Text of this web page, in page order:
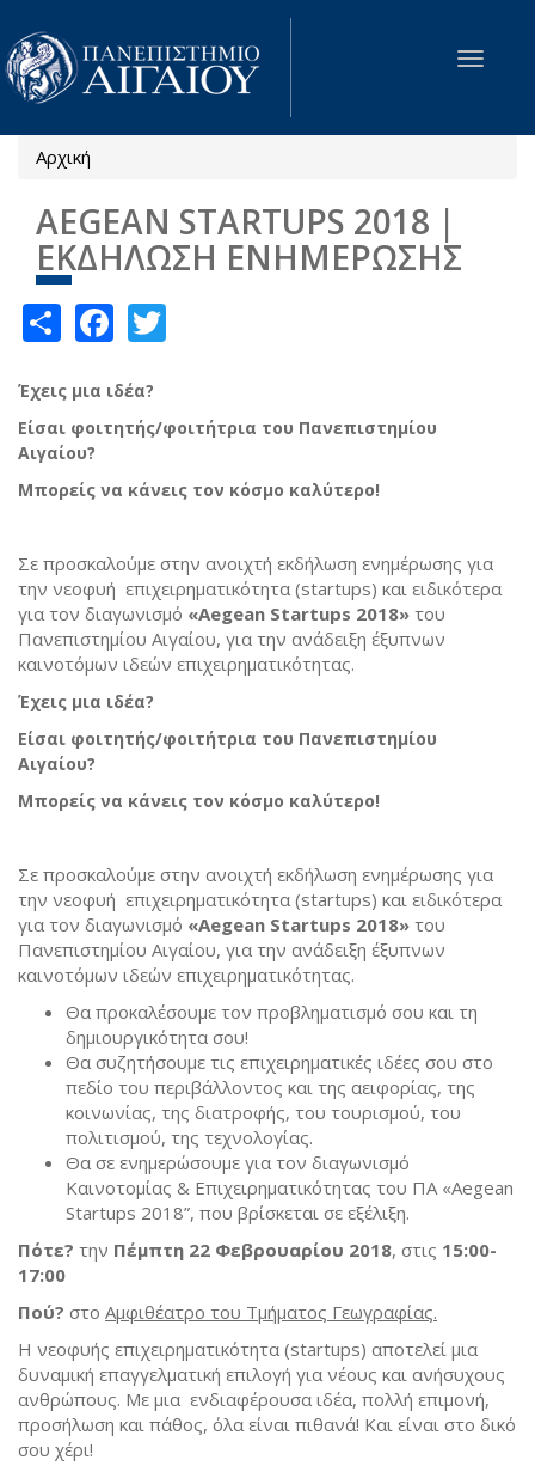
Παράκαμψη προς το κυρίως περιεχόμενο
Toggle
Είστε εδώ
Αρχική
AEGEAN STARTUPS 2018 |
ΕΚΔΗΛΩΣΗ ΕΝΗΜΕΡΩΣΗΣ
ShareFacebook
Έχεις μια ιδέα?
Είσαι φοιτητής/φοιτήτρια του Πανεπιστημίου
Αιγαίου?
Μπορείς να κάνεις τον κόσμο καλύτερο!
Σε προσκαλούμε στην ανοιχτή εκδήλωση ενημέρωσης για
την νεοφυή επιχειρηματικότητα (startups) και ειδικότερα
για τον διαγωνισμό «Aegean Startups 2018» του
Πανεπιστημίου Αιγαίου, για την ανάδειξη έξυπνων
καινοτόμων ιδεών επιχειρηματικότητας.
Έχεις μια ιδέα?
Είσαι φοιτητής/φοιτήτρια του Πανεπιστημίου
Αιγαίου?
Μπορείς να κάνεις τον κόσμο καλύτερο!
Σε προσκαλούμε στην ανοιχτή εκδήλωση ενημέρωσης για
την νεοφυή επιχειρηματικότητα (startups) και ειδικότερα
για τον διαγωνισμό «Aegean Startups 2018» του
Πανεπιστημίου Αιγαίου, για την ανάδειξη έξυπνων
καινοτόμων ιδεών επιχειρηματικότητας.
Θα προκαλέσουμε τον προβληματισμό σου και τη
δημιουργικότητα σου!
Θα συζητήσουμε τις επιχειρηματικές ιδέες σου στο
πεδίο του περιβάλλοντος και της αειφορίας, της
κοινωνίας, της διατροφής, του τουρισμού, του
πολιτισμού, της τεχνολογίας.
Θα σε ενημερώσουμε για τον διαγωνισμό
Καινοτομίας & Επιχειρηματικότητας του ΠΑ «Aegean
Startups 2018”, που βρίσκεται σε εξέλιξη.
Πότε? την Πέμπτη 22 Φεβρουαρίου 2018, στις 15:00-
17:00
Πού? στο Αμφιθέατρο του Τμήματος Γεωγραφίας.
Η νεοφυής επιχειρηματικότητα (startups) αποτελεί μια
δυναμική επαγγελματική επιλογή για νέους και ανήσυχους
ανθρώπους. Με μια ενδιαφέρουσα ιδέα, πολλή επιμονή,
προσήλωση και πάθος, όλα είναι πιθανά! Και είναι στο δικό
σου χέρι!